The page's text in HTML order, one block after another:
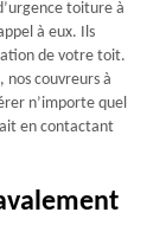
toiture à
à eux. Ils
de votre toit.
couvreurs à
n’importe quel
en contactant